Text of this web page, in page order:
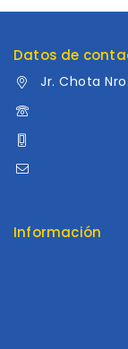
Datos de
Jr. Chota
Información